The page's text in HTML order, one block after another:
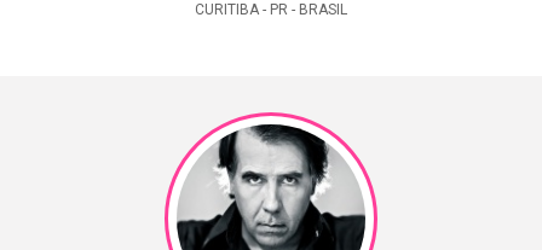
CURITIBA - PR - BRASIL